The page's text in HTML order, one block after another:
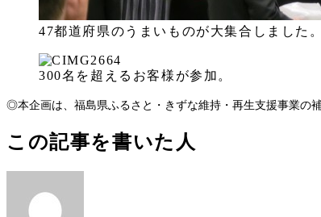
47都道府県のうまいものが大集合しました。
300名を超えるお客様が参加。
◎本企画は、福島県ふるさと・きずな維持・再生支援事業の
この記事を書いた人